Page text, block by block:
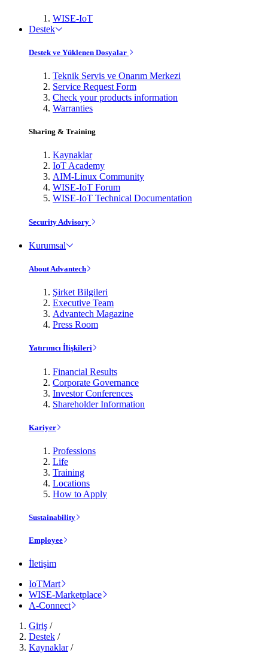
WISE-IoT
Destek
Destek ve Yüklenen Dosyalar
Teknik Servis ve Onarım Merkezi
Service Request Form
Check your products information
Warranties
Sharing & Training
Kaynaklar
IoT Academy
AIM-Linux Community
WISE-IoT Forum
WISE-IoT Technical Documentation
Security Advisory
Kurumsal
About Advantech
Şirket Bilgileri
Executive Team
Advantech Magazine
Press Room
Yatırımcı İlişkileri
Financial Results
Corporate Governance
Investor Conferences
Shareholder Information
Kariyer
Professions
Life
Training
Locations
How to Apply
Sustainability
Employee
İletişim
IoTMart
WISE-Marketplace
A-Connect
Giriş /
Destek /
Kaynaklar/